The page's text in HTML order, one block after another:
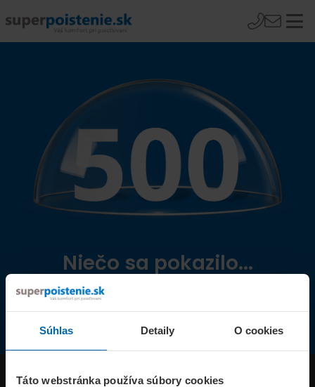
Súhlas Detaily O cookies
Táto webstránka používa súbory cookies
Niečo sa pokazilo...
Přejít na úvodní stránku
Produkty